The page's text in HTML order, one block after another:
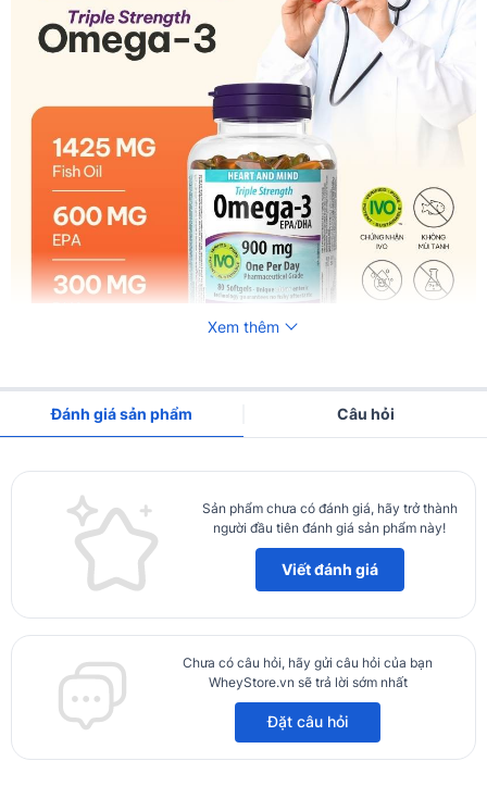
Xem thêm
Đánh giá sản phẩm Câu hỏi
Sản phẩm chưa có đánh giá, hãy trở thành
người đầu tiên đánh giá sản phẩm này!
Viết đánh giá
Chưa có câu hỏi, hãy gửi câu hỏi của bạn
WheyStore.vn sẽ trả lời sớm nhất
Đặt câu hỏi